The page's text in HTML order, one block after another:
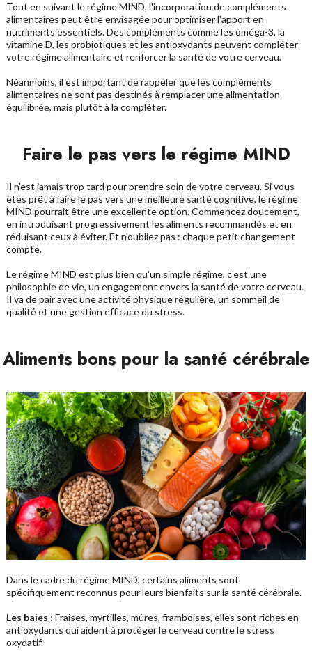
Tout en suivant le régime MIND, l'incorporation decompléments
alimentaires peut être envisagée pour optimiser l'apport en
nutriments essentiels. Des compléments commeles oméga-3, la
vitamine D, les probiotiques et les antioxydants peuvent compléter
votre régime alimentaire et renforcer la santé de votre cerveau.
Néanmoins, il est important de rappeler que les compléments
alimentaires ne sont pas destinés à remplacer une alimentation
équilibrée, mais plutôt à la compléter.
Faire le pas vers le régime MIND
Il n'est jamais trop tard pour prendre soin de votre cerveau. Si vous
êtes prêt à faire le pas vers une meilleure santé cognitive, le régime
MIND pourrait être une excellente option. Commencez doucement,
en introduisant progressivement les aliments recommandés et en
réduisant ceux à éviter. Et n'oubliez pas : chaque petit changement
compte.
Le régime MIND est plus bien qu'un simple régime, c'est une
philosophie de vie, un engagement envers la santé de votre cerveau.
Il va de pair avec une activité physique régulière, un sommeil de
qualité et une gestion efficace du stress.
Aliments bons pour la santé cérébrale
Dans le cadre du régime MIND, certains aliments sont
spécifiquement reconnus pour leurs bienfaits sur la santé cérébrale.
Les baies : Fraises, myrtilles, mûres, framboises, elles sont riches en
antioxydants qui aident à protéger le cerveau contre le stress
oxydatif.